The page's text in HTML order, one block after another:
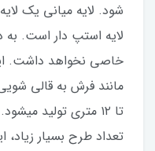
شود. لایه میانی یک
لایه استپ دار است.
خاصی نخواهد داشت.
مانند فرش به قالی
تا ۱۲ متری تولید
تعداد طرح بسیار